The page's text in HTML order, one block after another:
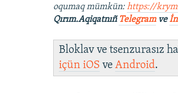
oqumaq mümkün:https://
Qırım.AqiqatnıñTelegramve
Bloklav ve tsenzurasız
içüniOS veAndroid.